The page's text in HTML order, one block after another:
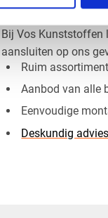
Profielen
Bij Vos Kunststoffen
aansluiten op ons
Ruim
Aanbod van alle
Eenvoudige
Deskundig advies